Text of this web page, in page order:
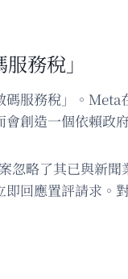
務稅」
服務稅」。
創造一個依賴政
忽略了其已與新
回應置評請求。